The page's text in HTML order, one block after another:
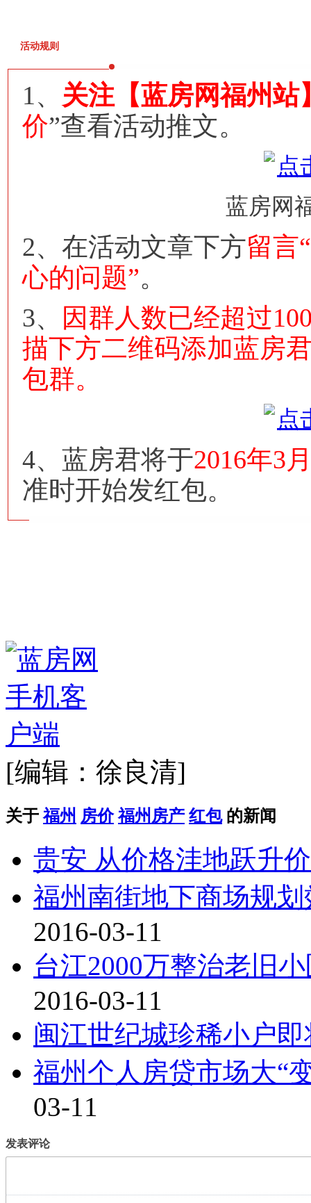
活动规则
1、 关注【蓝房网福州站
价”查看活动推文。
蓝房网
2、在活动文章下方留言
心的问题”。
3、
因群人数已经超过
描下方二维码添加蓝房
包群。
4、蓝房君将于2016年3
准时开始发红包。
[编辑：徐良清]
关于 福州 房价 福州房产 红包 的新闻
贵安 从价格洼地跃升
福州南街地下商场规
2016-03-11
台江2000万整治老旧
2016-03-11
闽江世纪城珍稀小户
福州个人房贷市场大“
03-11
发表评论